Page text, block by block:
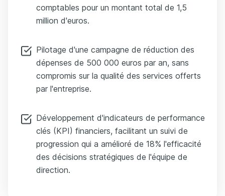
comptables pour un montant total de 1,5
million d'euros.
Pilotage d'une campagne de réduction des
dépenses de 500 000 euros par an, sans
compromis sur la qualité des services offerts
par l'entreprise.
Développement d'indicateurs de performance
clés (KPI) financiers, facilitant un suivi de
progression qui a amélioré de 18% l'efficacité
des décisions stratégiques de l'équipe de
direction.